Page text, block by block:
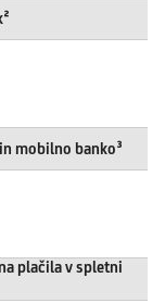
mobilno banko³
plačila v spletni